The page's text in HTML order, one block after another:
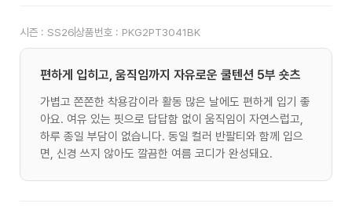
시즌 : SS26상품번호 : PKG2PT3041BK
편하게 입히고, 움직임까지 자유로운 쿨텐션 5부 숏츠
가볍고 쫀쫀한 착용감이라 활동 많은 날에도 편하게 입기 좋
아요. 여유 있는 핏으로 답답함 없이 움직임이 자연스럽고,
하루 종일 부담이 없습니다. 동일 컬러 반팔티와 함께 입으
면, 신경 쓰지 않아도 깔끔한 여름 코디가 완성돼요.